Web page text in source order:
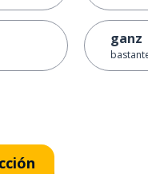
ganz